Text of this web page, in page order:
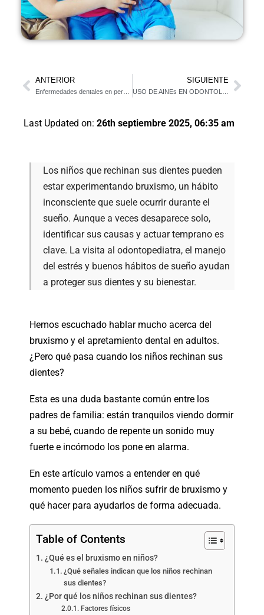
ANTERIOR SIGUIENTE
Last Updated on: 26th septiembre 2025, 06:35 am
Los niños que rechinan sus dientes pueden
estar experimentando bruxismo, un hábito
inconsciente que suele ocurrir durante el
sueño. Aunque a veces desaparece solo,
identificar sus causas y actuar temprano es
clave. La visita al odontopediatra, el manejo
del estrés y buenos hábitos de sueño ayudan
a proteger sus dientes y su bienestar.
Hemos escuchado hablar mucho acerca del
bruxismo y el apretamiento dental en adultos.
¿Pero qué pasa cuando los niños rechinan sus
dientes?
Esta es una duda bastante común entre los
padres de familia: están tranquilos viendo dormir
a su bebé, cuando de repente un sonido muy
fuerte e incómodo los pone en alarma.
En este artículo vamos a entender en qué
momento pueden los niños sufrir de bruxismo y
qué hacer para ayudarlos de forma adecuada.
Table of Contents
¿Qué es el bruxismo en niños?
¿Qué señales indican que los niños rechinan
sus dientes?
¿Por qué los niños rechinan sus dientes?
Factores físicos